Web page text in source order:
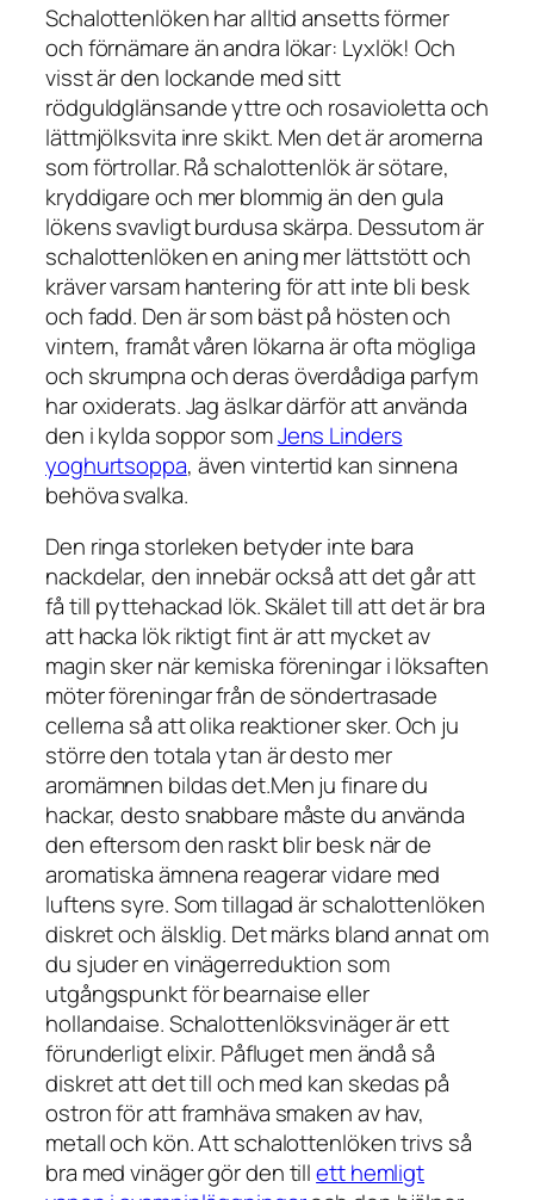
Schalottenlöken har alltid ansetts förmer
och förnämare än andra lökar: Lyxlök! Och
visst är den lockande med sitt
rödguldglänsande yttre och rosavioletta och
lättmjölksvita inre skikt. Men det är aromerna
som förtrollar. Rå schalottenlök är sötare,
kryddigare och mer blommig än den gula
lökens svavligt burdusa skärpa. Dessutom är
schalottenlöken en aning mer lättstött och
kräver varsam hantering för att inte bli besk
och fadd. Den är som bäst på hösten och
vintern, framåt våren lökarna är ofta mögliga
och skrumpna och deras överdådiga parfym
har oxiderats. Jag äslkar därför att använda
den i kylda soppor somJens Linders
yoghurtsoppa, även vintertid kan sinnena
behöva svalka.
Den ringa storleken betyder inte bara
nackdelar, den innebär också att det går att
få till pyttehackad lök. Skälet till att det är bra
att hacka lök riktigt fint är att mycket av
magin sker när kemiska föreningar i löksaften
möter föreningar från de söndertrasade
cellerna så att olika reaktioner sker. Och ju
större den totala ytan är desto mer
aromämnen bildas det.Men ju finare du
hackar, desto snabbare måste du använda
den eftersom den raskt blir besk när de
aromatiska ämnena reagerar vidare med
luftens syre. Som tillagad är schalottenlöken
diskret och älsklig. Det märks bland annat om
du sjuder en vinägerreduktion som
utgångspunkt för bearnaise eller
hollandaise. Schalottenlöksvinäger är ett
förunderligt elixir. Påfluget men ändå så
diskret att det till och med kan skedas på
ostron för att framhäva smaken av hav,
metall och kön. Att schalottenlöken trivs så
bra med vinäger gör den tillett hemligt